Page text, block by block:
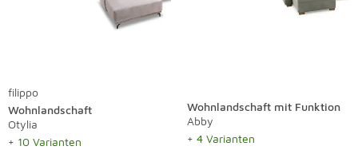
filippo
Wohnlandschaft
Otylia
+ 10 Varianten
Wohnlandschaft mit Funktion
Abby
+ 4 Varianten